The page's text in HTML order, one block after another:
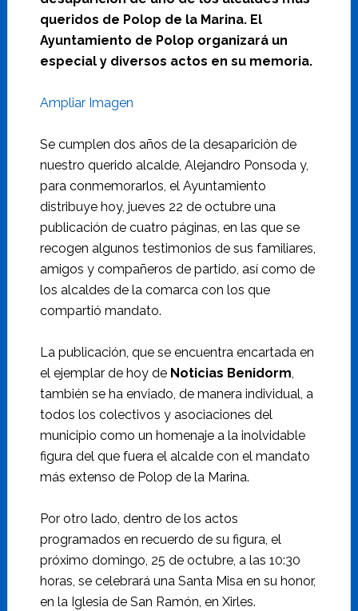
queridos de Polop de la Marina. El
Ayuntamiento de Polop organizará un
especial y diversos actos en su memoria.
Ampliar Imagen
Se cumplen dos años de la desaparición de
nuestro querido alcalde, Alejandro Ponsoda y,
para conmemorarlos, el Ayuntamiento
distribuye hoy, jueves 22 de octubre una
publicación de cuatro páginas, en las que se
recogen algunos testimonios de sus familiares,
amigos y compañeros de partido, así como de
los alcaldes de la comarca con los que
compartió mandato.
La publicación, que se encuentra encartada en
el ejemplar de hoy de Noticias Benidorm,
también se ha enviado, de manera individual, a
todos los colectivos y asociaciones del
municipio como un homenaje a la inolvidable
figura del que fuera el alcalde con el mandato
más extenso de Polop de la Marina.
Por otro lado, dentro de los actos
programados en recuerdo de su figura, el
próximo domingo, 25 de octubre, a las 10:30
horas, se celebrará una Santa Misa en su honor,
en la Iglesia de San Ramón, en Xirles.